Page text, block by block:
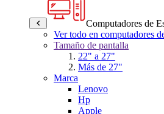
Computadores de
Ver todo en computadores
Tamaño de pantalla
22" a 27"
Más de 27"
Marca
Lenovo
Hp
Apple